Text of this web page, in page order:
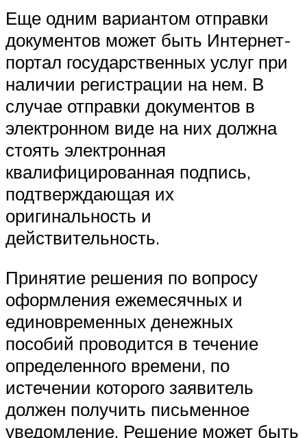
Еще одним вариантом отправки
документов может быть Интернет-
портал государственных услуг при
наличии регистрации на нем. В
случае отправки документов в
электронном виде на них должна
стоять электронная
квалифицированная подпись,
подтверждающая их
оригинальность и
действительность.
Принятие решения по вопросу
оформления ежемесячных и
единовременных денежных
пособий проводится в течение
определенного времени, по
истечении которого заявитель
должен получить письменное
уведомление. Решение может быть